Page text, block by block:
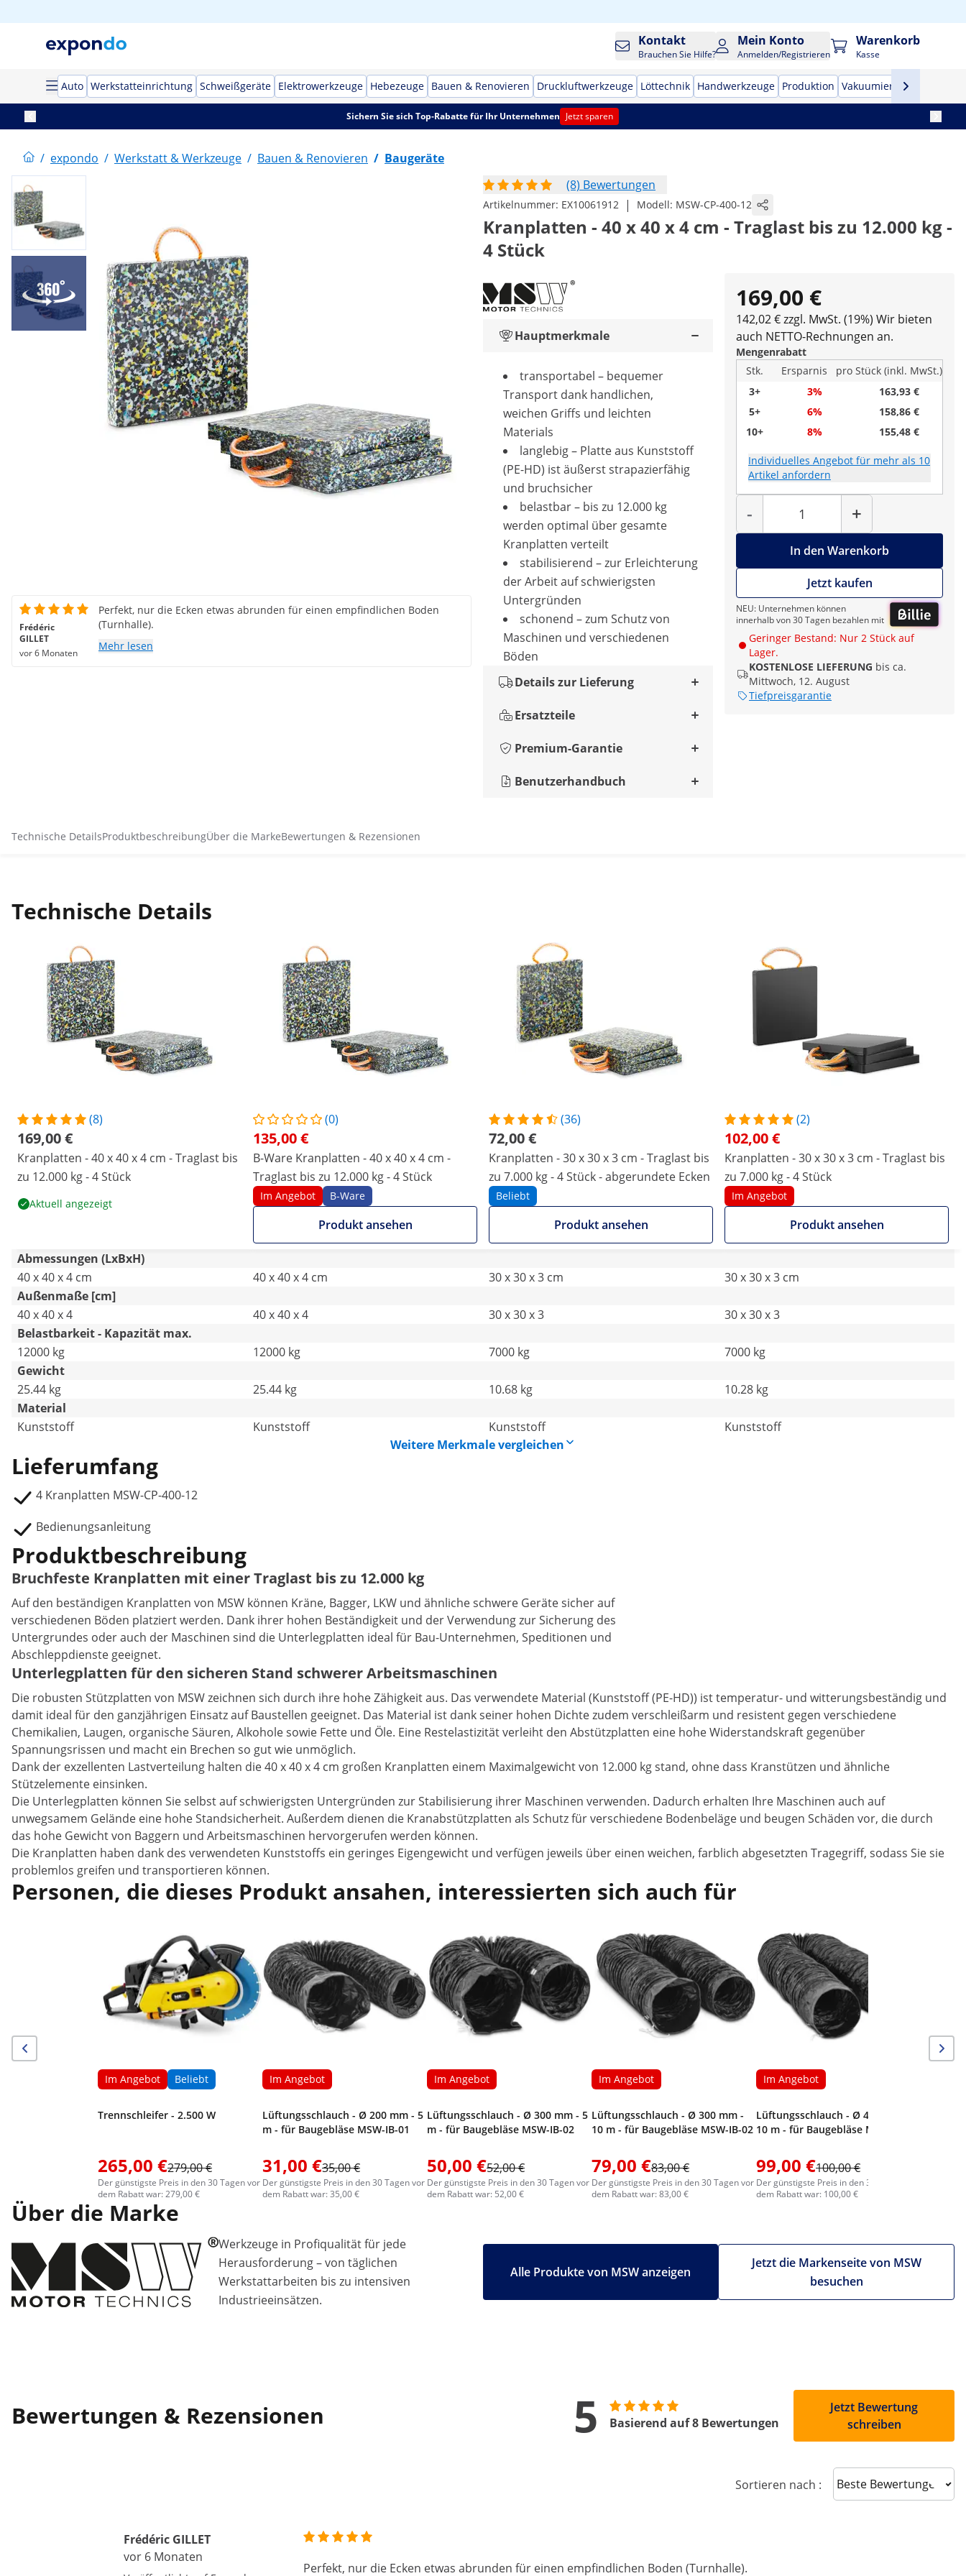
Kontakt
Brauchen Sie Hilfe?
Mein Konto
Anmelden/Registrieren
Warenkorb
Kasse
Auto Werkstatteinrichtung Schweißgeräte Elektrowerkzeuge Hebezeuge Bauen & Renovieren Druckluftwerkzeuge Löttechnik Handwerkzeuge Produktion Vakuumierer
Sichern Sie sich Top-Rabatte für Ihr Unternehmen Jetzt sparen
/ expondo / Werkstatt & Werkzeuge / Bauen & Renovieren / Baugeräte
(8) Bewertungen
Artikelnummer: EX10061912 | Modell: MSW-CP-400-12
Kranplatten - 40 x 40 x 4 cm - Traglast bis zu 12.000 kg -
4 Stück
169,00 €
142,02 € zzgl. MwSt. (19%) Wir bieten
auch NETTO-Rechnungen an.
Mengenrabatt
Stk.
Ersparnis
pro Stück (inkl. MwSt.)
3+
3%
163,93 €
5+
6%
158,86 €
10+
8% 155,48 €
Individuelles Angebot für mehr als 10
Artikel anfordern
-
Menge
+
In den Warenkorb
Jetzt kaufen
NEU: Unternehmen können
innerhalb von 30 Tagen bezahlen mit
Geringer Bestand: Nur 2 Stück auf
Lager.
KOSTENLOSE LIEFERUNG bis ca.
Mittwoch, 12. August
Tiefpreisgarantie
Hauptmerkmale
transportabel – bequemer
Transport dank handlichen,
weichen Griffs und leichten
Materials
langlebig – Platte aus Kunststoff
(PE-HD) ist äußerst strapazierfähig
und bruchsicher
belastbar – bis zu 12.000 kg
werden optimal über gesamte
Kranplatten verteilt
stabilisierend – zur Erleichterung
der Arbeit auf schwierigsten
Untergründen
schonend – zum Schutz von
Maschinen und verschiedenen
Böden
Details zur Lieferung
Ersatzteile
Premium-Garantie
Benutzerhandbuch
Frédéric
GILLET
vor 6 Monaten
Perfekt, nur die Ecken etwas abrunden für einen empfindlichen Boden
(Turnhalle).
Mehr lesen
Technische DetailsProduktbeschreibungÜber die MarkeBewertungen & Rezensionen
Technische Details
(8)
169,00 €
Kranplatten - 40 x 40 x 4 cm - Traglast bis
zu 12.000 kg - 4 Stück
Aktuell angezeigt
(0)
135,00 €
B-Ware Kranplatten - 40 x 40 x 4 cm -
Traglast bis zu 12.000 kg - 4 Stück
Im Angebot B-Ware
Produkt ansehen
(36)
72,00 €
Kranplatten - 30 x 30 x 3 cm - Traglast bis
zu 7.000 kg - 4 Stück - abgerundete Ecken
Beliebt
Produkt ansehen
(2)
102,00 €
Kranplatten - 30 x 30 x 3 cm - Traglast bis
zu 7.000 kg - 4 Stück
Im Angebot
Produkt ansehen
Abmessungen (LxBxH)
40 x 40 x 4 cm
40 x 40 x 4 cm 30 x 30 x 3 cm
30 x 30 x 3 cm
Außenmaße [cm]
40 x 40 x 4
40 x 40 x 4 30 x 30 x 3
30 x 30 x 3
Belastbarkeit - Kapazität max.
12000 kg
12000 kg 7000 kg
7000 kg
Gewicht
25.44 kg
25.44 kg 10.68 kg
10.28 kg
Material
Kunststoff
Kunststoff Kunststoff
Kunststoff
Weitere Merkmale vergleichen
Lieferumfang
4 Kranplatten MSW-CP-400-12
Bedienungsanleitung
Produktbeschreibung
Bruchfeste Kranplatten mit einer Traglast bis zu 12.000 kg
Auf den beständigen Kranplatten von MSW können Kräne, Bagger, LKW und ähnliche schwere Geräte sicher auf
verschiedenen Böden platziert werden. Dank ihrer hohen Beständigkeit und der Verwendung zur Sicherung des
Untergrundes oder auch der Maschinen sind die Unterlegplatten ideal für Bau-Unternehmen, Speditionen und
Abschleppdienste geeignet.
Unterlegplatten für den sicheren Stand schwerer Arbeitsmaschinen
Die robusten Stützplatten von MSW zeichnen sich durch ihre hohe Zähigkeit aus. Das verwendete Material (Kunststoff (PE-HD)) ist temperatur- und witterungsbeständig und
damit ideal für den ganzjährigen Einsatz auf Baustellen geeignet. Das Material ist dank seiner hohen Dichte zudem verschleißarm und resistent gegen verschiedene
Chemikalien, Laugen, organische Säuren, Alkohole sowie Fette und Öle. Eine Restelastizität verleiht den Abstützplatten eine hohe Widerstandskraft gegenüber
Spannungsrissen und macht ein Brechen so gut wie unmöglich.
Dank der exzellenten Lastverteilung halten die 40 x 40 x 4 cm großen Kranplatten einem Maximalgewicht von 12.000 kg stand, ohne dass Kranstützen und ähnliche
Stützelemente einsinken.
Die Unterlegplatten können Sie selbst auf schwierigsten Untergründen zur Stabilisierung ihrer Maschinen verwenden. Dadurch erhalten Ihre Maschinen auch auf
unwegsamem Gelände eine hohe Standsicherheit. Außerdem dienen die Kranabstützplatten als Schutz für verschiedene Bodenbeläge und beugen Schäden vor, die durch
das hohe Gewicht von Baggern und Arbeitsmaschinen hervorgerufen werden können.
Die Kranplatten haben dank des verwendeten Kunststoffs ein geringes Eigengewicht und verfügen jeweils über einen weichen, farblich abgesetzten Tragegriff, sodass Sie sie
problemlos greifen und transportieren können.
Personen, die dieses Produkt ansahen, interessierten sich auch für
Im Angebot Beliebt
Trennschleifer - 2.500 W
265,00 €279,00 €
Der günstigste Preis in den 30 Tagen vor
dem Rabatt war: 279,00 €
Im Angebot
Lüftungsschlauch - Ø 200 mm - 5
m - für Baugebläse MSW-IB-01
31,00 €35,00 €
Der günstigste Preis in den 30 Tagen vor
dem Rabatt war: 35,00 €
Im Angebot
Lüftungsschlauch - Ø 300 mm - 5
m - für Baugebläse MSW-IB-02
50,00 €52,00 €
Der günstigste Preis in den 30 Tagen vor
dem Rabatt war: 52,00 €
Im Angebot
Lüftungsschlauch - Ø 300 mm -
10 m - für Baugebläse MSW-IB-02
79,00 €83,00 €
Der günstigste Preis in den 30 Tagen vor
dem Rabatt war: 83,00 €
Im Angebot
Lüftungsschlauch - Ø 400 mm -
10 m - für Baugebläse MSW-IB-03
99,00 €100,00 €
Der günstigste Preis in den 30 Tagen vor
dem Rabatt war: 100,00 €
Über die Marke
Werkzeuge in Profiqualität für jede
Herausforderung – von täglichen
Werkstattarbeiten bis zu intensiven
Industrieeinsätzen.
Jetzt die Markenseite von MSW
besuchen
Alle Produkte von MSW anzeigen
Bewertungen & Rezensionen 5 Basierend auf 8 Bewertungen
Jetzt Bewertung
schreiben
Sortieren nach : Sort reviews
Frédéric GILLET
vor 6 Monaten
Perfekt, nur die Ecken etwas abrunden für einen empfindlichen Boden (Turnhalle).